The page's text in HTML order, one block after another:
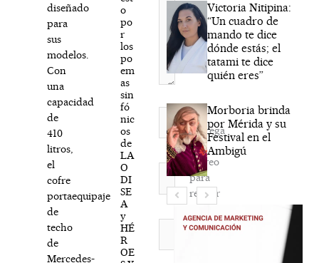
diseñado
para
sus
modelos.
Con
una
capacidad
de
410
litros,
el
cofre
portaequipajes
de
techo
de
Mercedes-
o
po
r
los
po
em
as
sin
fó
nic
os
de
LA
O
DI
SE
A
y
HÉ
R
OE
Nombre*
Correo
electrónico*
Agréga
mi
correo
para
recibir
la
newsletter
Victoria Nitipina:
“Un cuadro de
mando te dice
dónde estás; el
tatami te dice
quién eres”
Morboria brinda
por Mérida y su
Festival en el
Ambigú